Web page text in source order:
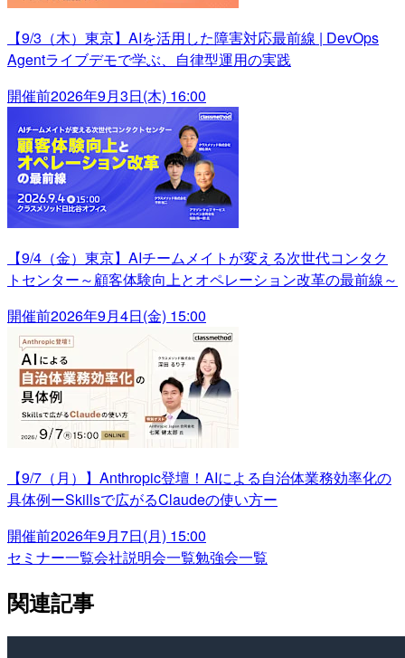
【9/3（木）東京】AIを活用した障害対応最前線 | DevOps
Agentライブデモで学ぶ、自律型運用の実践
開催前2026年9月3日(木) 16:00
【9/4（金）東京】AIチームメイトが変える次世代コンタク
トセンター～顧客体験向上とオペレーション改革の最前線～
開催前2026年9月4日(金) 15:00
【9/7（月）】Anthropic登壇！AIによる自治体業務効率化の
具体例ーSkillsで広がるClaudeの使い方ー
開催前2026年9月7日(月) 15:00
セミナー一覧会社説明会一覧勉強会一覧
関連記事